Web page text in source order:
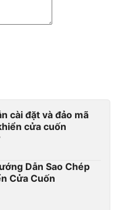
cài đặt và đảo mã
cửa cuốn
Dẫn Sao Chép
Cửa Cuốn